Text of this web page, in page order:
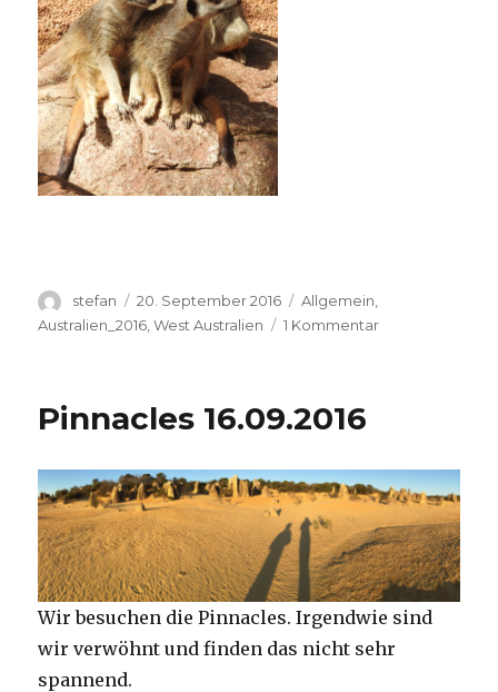
Autor
stefan
Veröffentlicht
am
20. September 2016 Kategorien
Allgemein,
Australien_2016 ,West Australien 1 Kommentarzu
Pinnacles 16.09.2016
Wir besuchen die Pinnacles. Irgendwie sind
wir verwöhnt und finden das nicht sehr
spannend.